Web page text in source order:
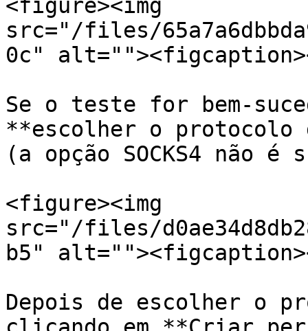
<figure><img
src="/files/
0c"
Se o teste for bem-
**escolher o protocolo
(a opção SOCKS4 não é
<figure><img
src="/files/
b5"
Depois de escolher o